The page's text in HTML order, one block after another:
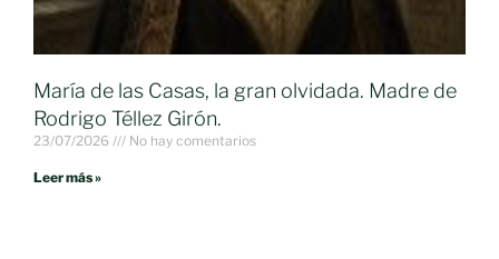
María de las Casas, la gran olvidada. Madre de
Rodrigo Téllez Girón.
23/07/2026 No hay comentarios
Leer más »